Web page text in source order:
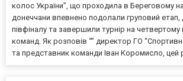
колос України”, що проходила в Береговому на
донеччани впевнено подолали груповий етап,
півфіналу та завершили турнір на четвертому
команд. Як розповів “” директор ГО
та представник команди Іван Коромисло, цей